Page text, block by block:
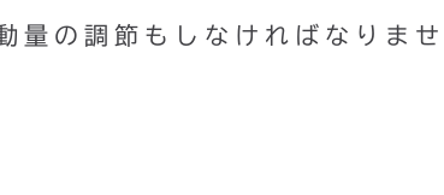
量の調節もしなければなりませ